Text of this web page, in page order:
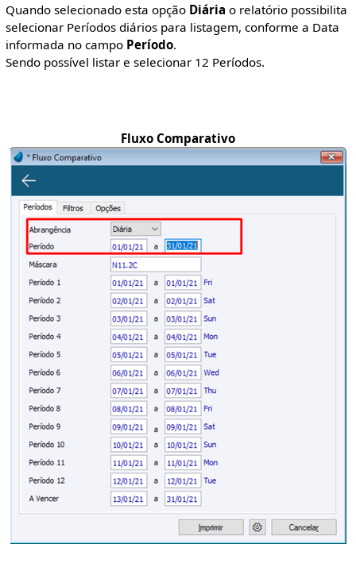
Quando selecionado esta opção Diária o relatório possibilita
selecionar Períodos diários para listagem, conforme a Data
informada no campo Período.
Sendo possível listar e selecionar 12 Períodos.
Fluxo Comparativo